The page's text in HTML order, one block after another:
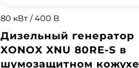
80 кВт / 400 В
Дизельный генератор
XONOX XNU 80RE-S в
шумозащитном кожухе